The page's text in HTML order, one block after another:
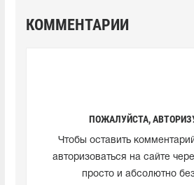
КОММЕНТАРИИ
ПОЖАЛУЙСТА,
Чтобы оставить
авторизоваться на сайте
просто и абсолютно